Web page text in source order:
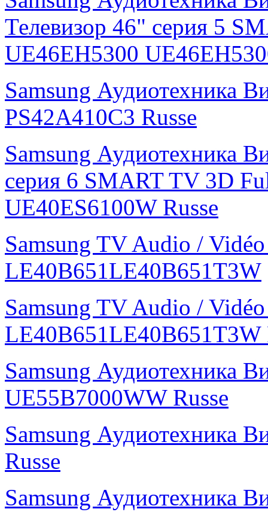
Телевизор 46" серия 5
UE46EH5300
Samsung Аудиотехника
PS42A410C3 Russe
Samsung Аудиотехника
серия 6 SMART TV 3D
UE40ES6100W Russe
Samsung TV Audio /
LE40B651LE40B651T3W
Samsung TV Audio /
LE40B651LE40B651T3W
Samsung Аудиотехника
UE55B7000WW Russe
Samsung Аудиотехника
Russe
Samsung Аудиотехника